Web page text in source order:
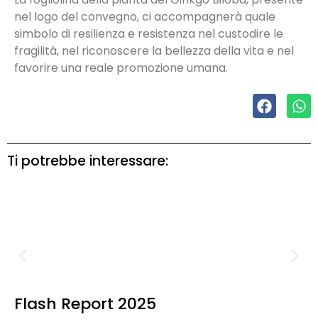
nel logo del convegno, ci accompagnerà quale
simbolo di resilienza e resistenza nel custodire le
fragilità, nel riconoscere la bellezza della vita e nel
favorire una reale promozione umana.
Ti potrebbe interessare:
Flash Report 2025